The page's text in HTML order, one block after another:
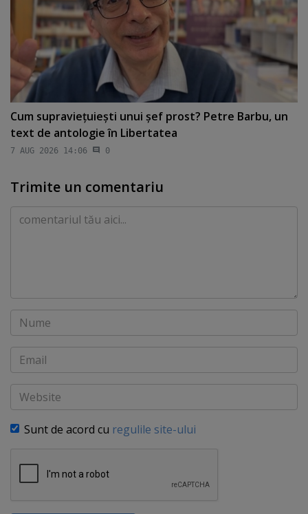
Cum supravieţuieşti unui şef prost? Petre Barbu, un
text de antologie în Libertatea
7 AUG 2026 14:06 0
Trimite un comentariu
Comentariu
Nume
Email
Website
Sunt de acord cu regulile site-ului